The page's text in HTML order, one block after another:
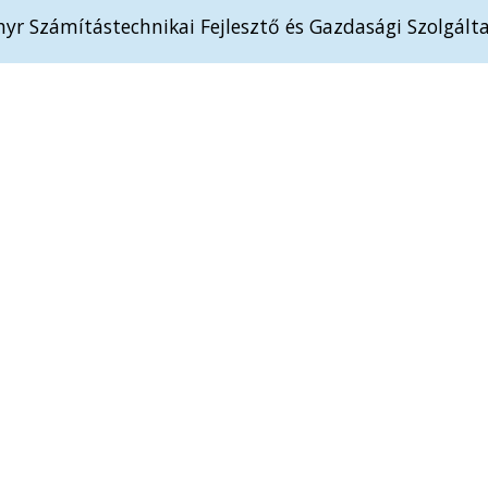
Számítástechnikai Fejlesztő és Gazdasági